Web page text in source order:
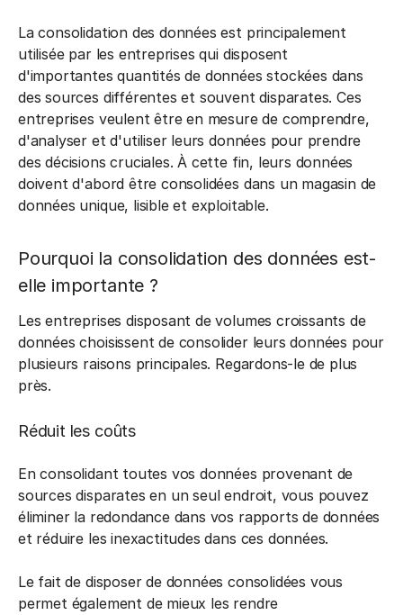
La consolidation des données est principalement
utilisée par les entreprises qui disposent
d'importantes quantités de données stockées dans
des sources différentes et souvent disparates. Ces
entreprises veulent être en mesure de comprendre,
d'analyser et d'utiliser leurs données pour prendre
des décisions cruciales. À cette fin, leurs données
doivent d'abord être consolidées dans un magasin de
données unique, lisible et exploitable.
Pourquoi la consolidation des données est-
elle importante ?
Les entreprises disposant de volumes croissants de
données choisissent de consolider leurs données pour
plusieurs raisons principales. Regardons-le de plus
près.
Réduit les coûts
En consolidant toutes vos données provenant de
sources disparates en un seul endroit, vous pouvez
éliminer la redondance dans vos rapports de données
et réduire les inexactitudes dans ces données.
Le fait de disposer de données consolidées vous
permet également de mieux les rendre